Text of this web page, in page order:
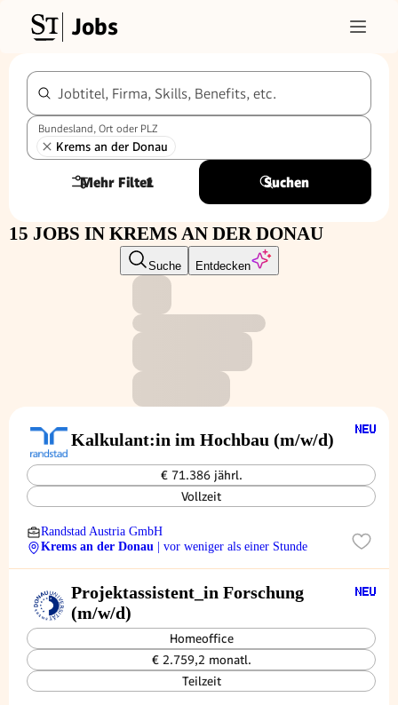
Jobs
Jobtitel, Firma, Skills, Benefits, etc.
Bundesland, Ort oder PLZ
Krems an der Donau
Mehr Filter
1 Suchen
15 JOBS IN KREMS AN DER DONAU
Suche Entdecken
Kalkulant:in im Hochbau (m/w/d)
€ 71.386 jährl.
Vollzeit
Randstad Austria GmbH
Krems an der Donau
| vor weniger als einer Stunde
Projektassistent_in Forschung
(m/w/d)
Homeoffice
€ 2.759,2 monatl.
Teilzeit